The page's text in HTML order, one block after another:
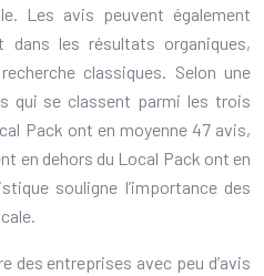
Les avis peuvent également
dans les résultats organiques,
classiques. Selon une
qui se classent parmi les trois
Pack ont en moyenne 47 avis,
en dehors du Local Pack ont en
souligne l’importance des
des entreprises avec peu d’avis